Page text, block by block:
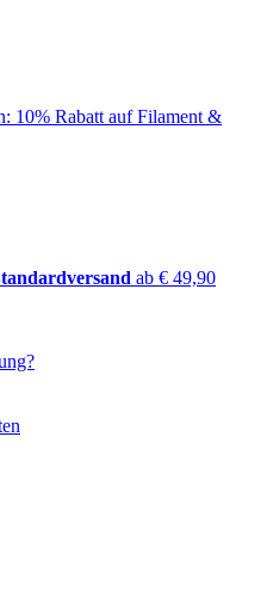
10% Rabatt auf Filament &
ab € 49,90